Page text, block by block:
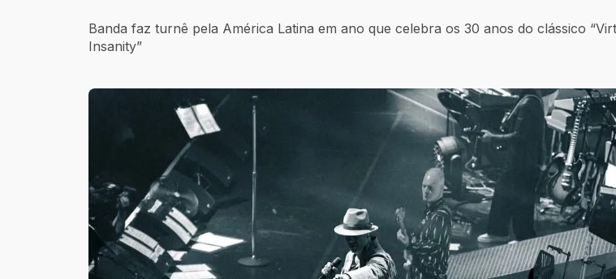
Banda faz turnê pela América Latina em ano que celebra os 30 anos do clássico
Insanity”